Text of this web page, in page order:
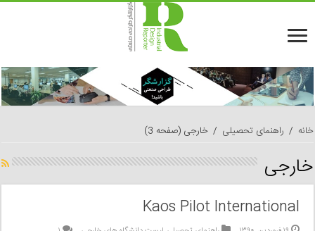
خانه / راهنمای تحصیلی / خارجی (صفحه 3)
خارجی
Kaos Pilot International